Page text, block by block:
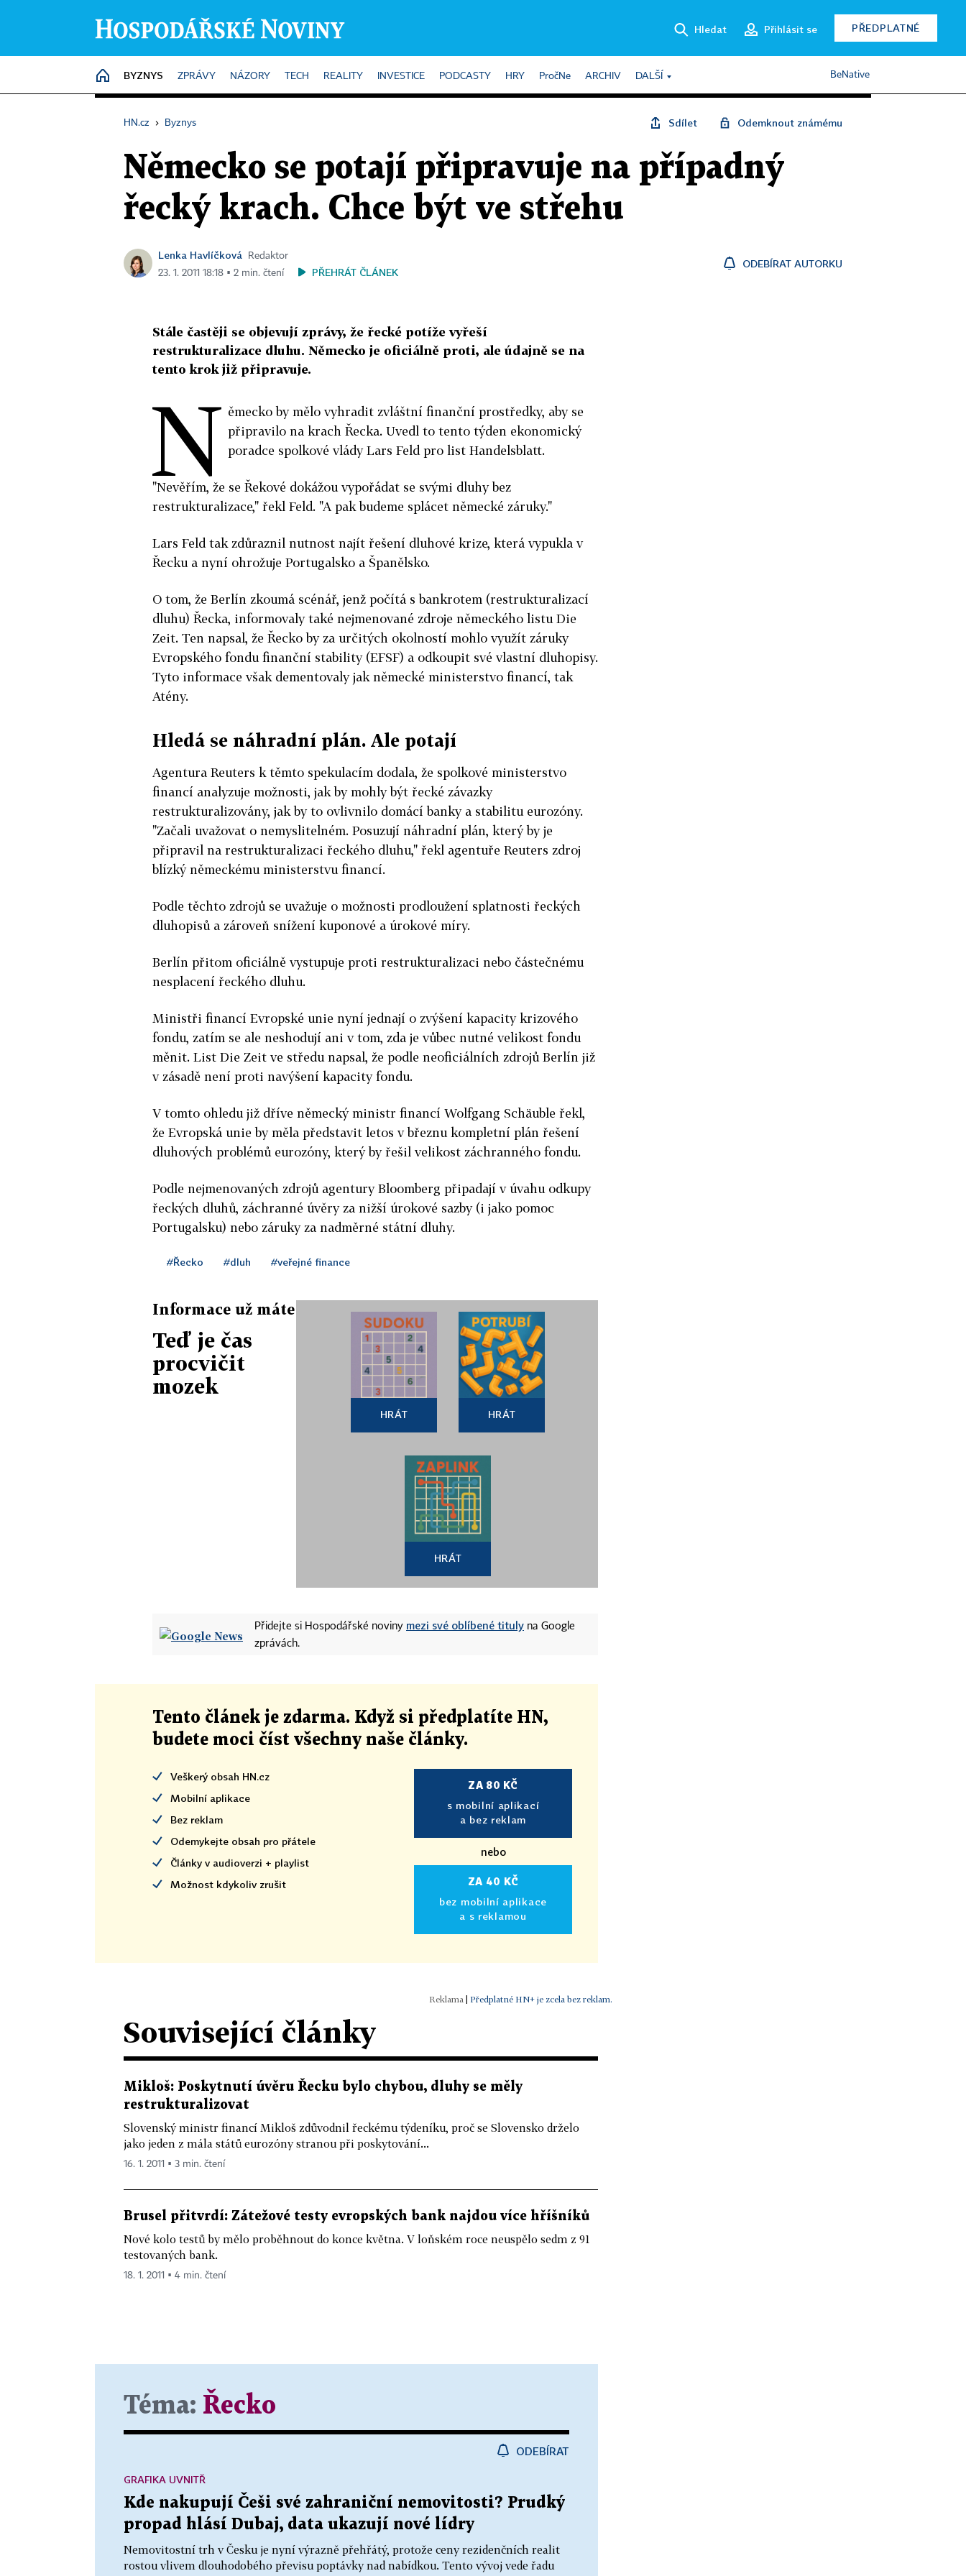
Hledat Přihlásit se PŘEDPLATNÉ
HOME
BYZNYS ZPRÁVY NÁZORY TECH REALITY INVESTICE PODCASTY HRY PročNe ARCHIV DALŠÍ BeNative
HN.cz › Byznys Sdílet Odemknout známému
Německo se potají připravuje na případný
řecký krach. Chce být ve střehu
Lenka Havlíčková
Redaktor
23. 1. 2011 18:18 ▪ 2 min. čtení
PŘEHRÁT ČLÁNEK
ODEBÍRAT AUTORKU
Stále častěji se objevují zprávy, že řecké potíže vyřeší
restrukturalizace dluhu. Německo je oficiálně proti, ale údajně se na
tento krok již připravuje.
N ěmecko by mělo vyhradit zvláštní finanční prostředky, aby se
připravilo na krach Řecka. Uvedl to tento týden ekonomický
poradce spolkové vlády Lars Feld pro list Handelsblatt.
"Nevěřím, že se Řekové dokážou vypořádat se svými dluhy bez
restrukturalizace," řekl Feld. "A pak budeme splácet německé záruky."
Lars Feld tak zdůraznil nutnost najít řešení dluhové krize, která vypukla v
Řecku a nyní ohrožuje Portugalsko a Španělsko.
O tom, že Berlín zkoumá scénář, jenž počítá s bankrotem (restrukturalizací
dluhu) Řecka, informovaly také nejmenované zdroje německého listu Die
Zeit. Ten napsal, že Řecko by za určitých okolností mohlo využít záruky
Evropského fondu finanční stability (EFSF) a odkoupit své vlastní dluhopisy.
Tyto informace však dementovaly jak německé ministerstvo financí, tak
Atény.
Hledá se náhradní plán. Ale potají
Agentura Reuters k těmto spekulacím dodala, že spolkové ministerstvo
financí analyzuje možnosti, jak by mohly být řecké závazky
restrukturalizovány, jak by to ovlivnilo domácí banky a stabilitu eurozóny.
"Začali uvažovat o nemyslitelném. Posuzují náhradní plán, který by je
připravil na restrukturalizaci řeckého dluhu," řekl agentuře Reuters zdroj
blízký německému ministerstvu financí.
Podle těchto zdrojů se uvažuje o možnosti prodloužení splatnosti řeckých
dluhopisů a zároveň snížení kuponové a úrokové míry.
Berlín přitom oficiálně vystupuje proti restrukturalizaci nebo částečnému
nesplacení řeckého dluhu.
Ministři financí Evropské unie nyní jednají o zvýšení kapacity krizového
fondu, zatím se ale neshodují ani v tom, zda je vůbec nutné velikost fondu
měnit. List Die Zeit ve středu napsal, že podle neoficiálních zdrojů Berlín již
v zásadě není proti navýšení kapacity fondu.
V tomto ohledu již dříve německý ministr financí Wolfgang Schäuble řekl,
že Evropská unie by měla představit letos v březnu kompletní plán řešení
dluhových problémů eurozóny, který by řešil velikost záchranného fondu.
Podle nejmenovaných zdrojů agentury Bloomberg připadají v úvahu odkupy
řeckých dluhů, záchranné úvěry za nižší úrokové sazby (i jako pomoc
Portugalsku) nebo záruky za nadměrné státní dluhy.
#Řecko #dluh #veřejné finance
Informace už máte
Teď je čas
procvičit
mozek
HRÁT HRÁT
HRÁT
Přidejte si Hospodářské noviny mezi své oblíbené tituly na Google
zprávách.
Tento článek je zdarma. Když si předplatíte HN,
budete moci číst všechny naše články.
Veškerý obsah HN.cz
Mobilní aplikace
Bez reklam
Odemykejte obsah pro přátele
Články v audioverzi + playlist
Možnost kdykoliv zrušit
ZA 80 KČ
s mobilní aplikací
a bez reklam
nebo
ZA 40 KČ
bez mobilní aplikace
a s reklamou
Předplatné HN+ je zcela bez reklam.
Související články
Mikloš: Poskytnutí úvěru Řecku bylo chybou, dluhy se měly
restrukturalizovat
Slovenský ministr financí Mikloš zdůvodnil řeckému týdeníku, proč se Slovensko drželo
jako jeden z mála států eurozóny stranou při poskytování...
16. 1. 2011 ▪ 3 min. čtení
Brusel přitvrdí: Zátežové testy evropských bank najdou více hříšníků
Nové kolo testů by mělo proběhnout do konce května. V loňském roce neuspělo sedm z 91
testovaných bank.
18. 1. 2011 ▪ 4 min. čtení
Téma: Řecko
ODEBÍRAT
Kde nakupují Češi své zahraniční nemovitosti? Prudký
propad hlásí Dubaj, data ukazují nové lídry
Nemovitostní trh v Česku je nyní výrazně přehřátý, protože ceny rezidenčních realit
rostou vlivem dlouhodobého převisu poptávky nad nabídkou. Tento vývoj vede řadu
GRAFIKA UVNITŘ